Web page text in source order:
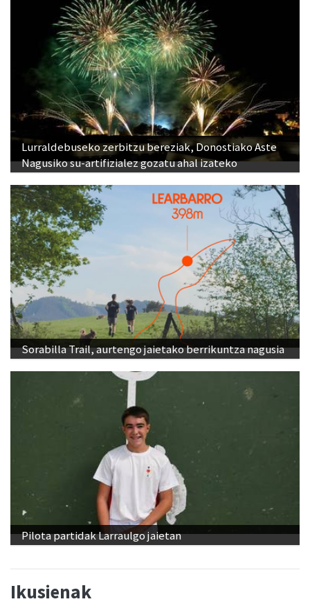
Lurraldebuseko zerbitzu bereziak, Donostiako Aste
Nagusiko su-artifizialez gozatu ahal izateko
Sorabilla Trail, aurtengo jaietako berrikuntza nagusia
Pilota partidak Larraulgo jaietan
Ikusienak